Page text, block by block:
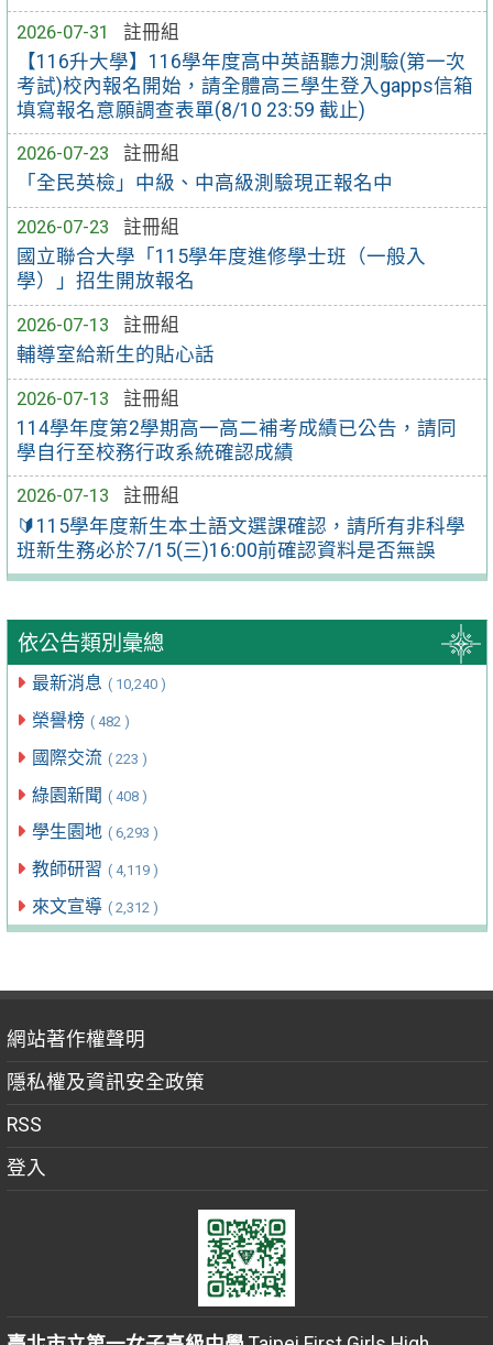
2026-07-31
註冊組
【116升大學】116學年度高中英語聽力測驗(第一次
考試)校內報名開始，請全體高三學生登入gapps信箱
填寫報名意願調查表單(8/10 23:59 截止)
2026-07-23
註冊組
「全民英檢」中級、中高級測驗現正報名中
2026-07-23
註冊組
國立聯合大學「115學年度進修學士班（一般入
學）」招生開放報名
2026-07-13
註冊組
輔導室給新生的貼心話
2026-07-13
註冊組
114學年度第2學期高一高二補考成績已公告，請同
學自行至校務行政系統確認成績
2026-07-13
註冊組
🔰115學年度新生本土語文選課確認，請所有非科學
班新生務必於7/15(三)16:00前確認資料是否無誤
依公告類別彙總
最新消息 ( 10,240 )
榮譽榜 ( 482 )
國際交流 ( 223 )
綠園新聞 ( 408 )
學生園地 ( 6,293 )
教師研習 ( 4,119 )
來文宣導 ( 2,312 )
網站著作權聲明
隱私權及資訊安全政策
RSS
登入